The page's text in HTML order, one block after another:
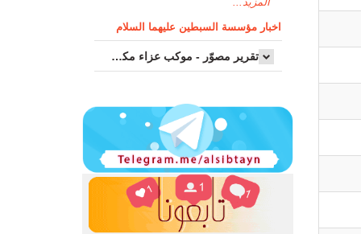
اخبار مؤسسة السبطين عليهما السلام
تقرير مصوّر - موكب عزاء مکتب سماحة اية الله السيد مرتضى الموسوي الاصفهاني في يوم إستشهاد السيدة فاطم...